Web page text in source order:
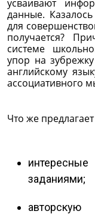
усваивают
данные.
для
получается?
системе
упор на
английскому
ассоциативного
Что же
заданиями;